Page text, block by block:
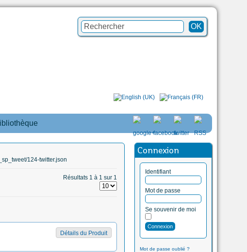
Connexion
Identifiant
Mot de passe
Se souvenir de moi
Mot de passe oublié ?
124-twitter.json
Résultats 1 à 1 sur 1
Détails du Produit